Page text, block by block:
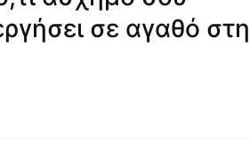
σε αγαθό στη